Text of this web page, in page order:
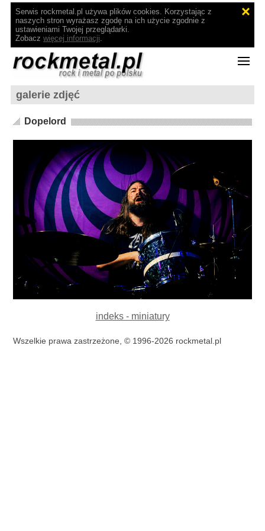
Serwis rockmetal.pl używa plików cookies. Korzystając z
naszych stron wyrażasz zgodę na ich użycie zgodnie z
ustawieniami Twojej przeglądarki.
Zobacz więcej informacji.
galerie zdjęć
Dopelord
indeks - miniatury
Wszelkie prawa zastrzeżone, © 1996-2026 rockmetal.pl